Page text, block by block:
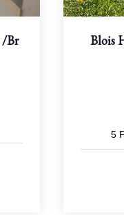
/br
Blois
5